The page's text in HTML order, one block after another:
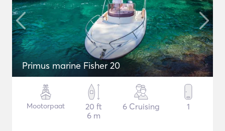
Primus marine Fisher 20
Mootorpaat
20 ft
6 m
6 Cruising 1